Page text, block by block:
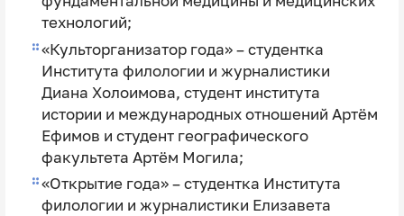
технологий;
«Культорганизатор года» – студентка
Института филологии и журналистики
Диана Холоимова, студент института
истории и международных отношений Артём
Ефимов и студент географического
факультета Артём Могила;
«Открытие года» – студентка Института
филологии и журналистики Елизавета